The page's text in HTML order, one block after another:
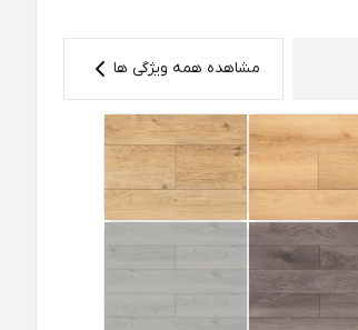
مشاهده همه ویژگی ها